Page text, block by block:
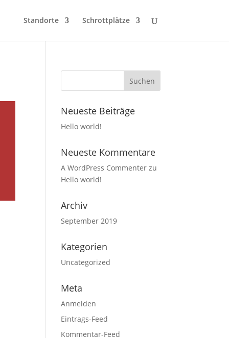
Standorte Schrottplätze
Neueste Beiträge
Hello world!
Neueste Kommentare
A WordPress Commenter zu
Hello world!
Archiv
September 2019
Kategorien
Uncategorized
Meta
Anmelden
Eintrags-Feed
Kommentar-Feed